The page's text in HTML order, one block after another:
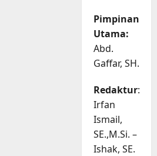
Pimpinan
Utama:
Abd.
Gaffar, SH.
Redaktur:
Irfan
Ismail,
SE.,M.Si. –
Ishak, SE.